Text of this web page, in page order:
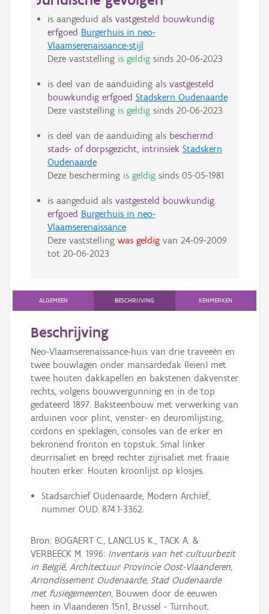
is aangeduid als vastgesteld bouwkundig
erfgoed Burgerhuis in neo-
Vlaamserenaissance-stijl
Deze vaststelling is geldigsinds 20-06-2023
is deel van de aanduiding als vastgesteld
bouwkundig erfgoed Stadskern Oudenaarde
Deze vaststelling is geldigsinds 20-06-2023
is deel van de aanduiding als beschermd
stads- of dorpsgezicht, intrinsiek Stadskern
Oudenaarde
Deze bescherming is geldigsinds 05-05-1981
is aangeduid als vastgesteld bouwkundig
erfgoed Burgerhuis in neo-
Vlaamserenaissance
Deze vaststelling was geldigvan 24-09-2009
tot 20-06-2023
ALGEMEEN BESCHRIJVING KENMERKEN
Beschrijving
Neo-Vlaamserenaissance-huis van drie traveeën en
twee bouwlagen onder mansardedak (leien) met
twee houten dakkapellen en bakstenen dakvenster
rechts, volgens bouwvergunning en in de top
gedateerd 1897. Baksteenbouw met verwerking van
arduinen voor plint, venster- en deuromlijsting,
cordons en speklagen, consoles van de erker en
bekronend fronton en topstuk. Smal linker
deurrisaliet en breed rechter zijrisaliet met fraaie
houten erker. Houten kroonlijst op klosjes.
Stadsarchief Oudenaarde, Modern Archief,
nummer OUD. 874.1-3362.
Bron: BOGAERT C., LANCLUS K., TACK A. &
VERBEECK M. 1996: Inventaris van het cultuurbezit
in België, Architectuur Provincie Oost-Vlaanderen,
Arrondissement Oudenaarde, Stad Oudenaarde
met fusiegemeenten, Bouwen door de eeuwen
heen in Vlaanderen 15n1, Brussel - Turnhout.